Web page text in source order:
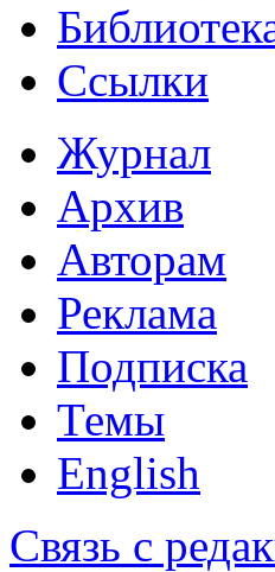
Ссылки
Журнал
Архив
Авторам
Реклама
Подписка
Темы
English
Связь с